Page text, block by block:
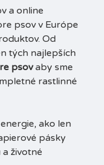
a online
psov v Európe
Od
tých najlepších
psovaby sme
rastlinné
ako len
pásky
životné